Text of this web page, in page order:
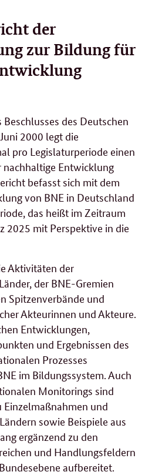
der
zur Bildung für
des Deutschen
2000 legt die
pro Legislaturperiode einen
Entwicklung
befasst sich mit dem
von BNE in Deutschland
das heißt im Zeitraum
2025 mit Perspektive in die
Aktivitäten der
der BNE-Gremien
Spitzenverbände und
Akteurinnen und Akteure.
Entwicklungen,
und Ergebnissen des
Prozesses
im Bildungssystem. Auch
Monitorings sind
Einzelmaßnahmen und
sowie Beispiele aus
ergänzend zu den
und Handlungsfeldern
aufbereitet.